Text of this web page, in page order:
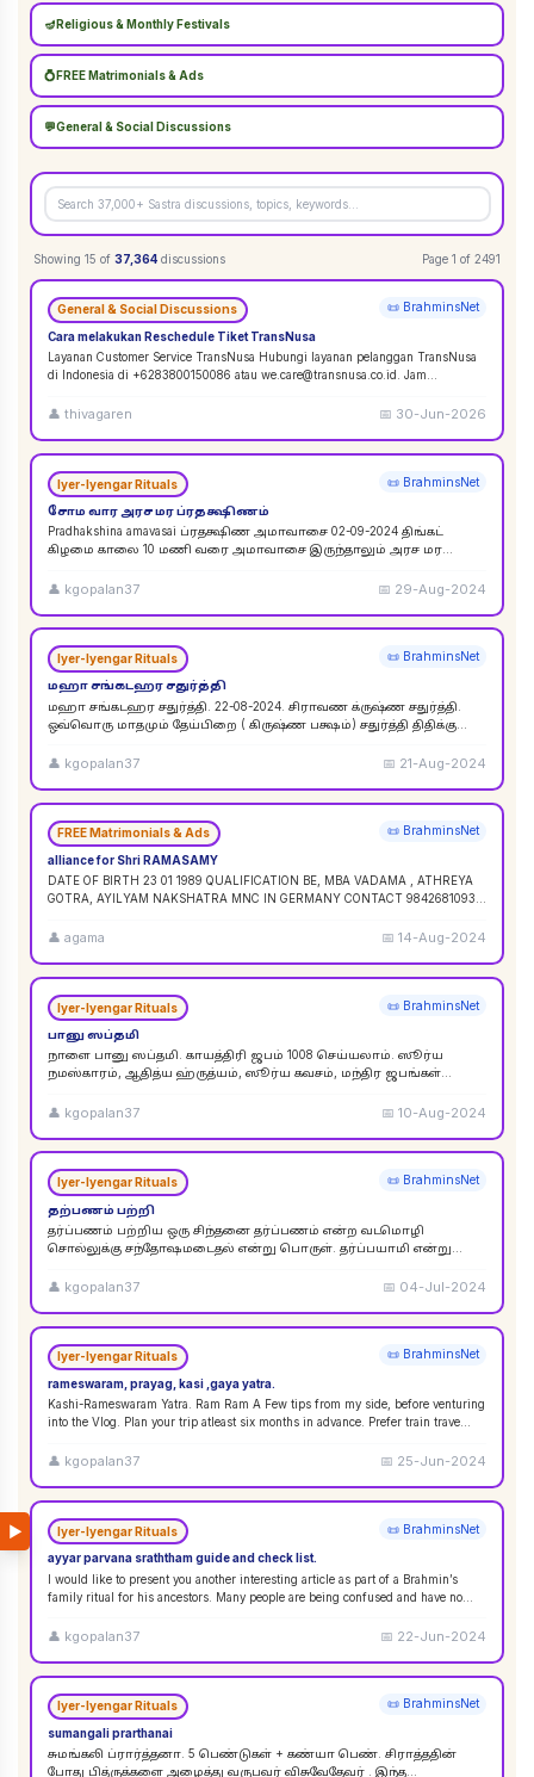
▶
🪔 Religious & Monthly Festivals
💍 FREE Matrimonials & Ads
💬General & Social Discussions
Showing 15 of 37,364 discussions Page 1 of 2491
General & Social Discussions 📜 BrahminsNet
Cara melakukan Reschedule Tiket TransNusa
Layanan Customer Service TransNusa Hubungi layanan pelanggan TransNusa
di Indonesia di +6283800150086 atau we.care@transnusa.co.id. Jam
👤 thivagaren 📅 30-Jun-2026
Iyer-Iyengar Rituals 📜 BrahminsNet
சோம வார அரச மர ப்ரதக்ஷிணம்
Pradhakshina amavasai ப்ரதக்ஷிண அமாவாசை 02-09-2024 திங்கட்
கிழமை காலை 10 மணி வரை அமாவாசை இருந்தாலும் அரச மர
👤 kgopalan37 📅 29-Aug-2024
Iyer-Iyengar Rituals 📜 BrahminsNet
மஹா சங்கடஹர சதுர்த்தி
மஹா சங்கடஹர சதுர்த்தி. 22-08-2024. சிராவண க்ருஷ்ண சதுர்த்தி.
ஒவ்வொரு மாதமும் தேய்பிறை ( கிருஷ்ண பக்ஷம்) சதுர்த்தி திதிக்கு
👤 kgopalan37 📅 21-Aug-2024
FREE Matrimonials & Ads 📜 BrahminsNet
alliance for Shri RAMASAMY
DATE OF BIRTH 23 01 1989 QUALIFICATION BE, MBA VADAMA , ATHREYA
GOTRA, AYILYAM NAKSHATRA MNC IN GERMANY CONTACT 9842681093 /
👤 agama 📅14-Aug-2024
Iyer-Iyengar Rituals 📜 BrahminsNet
பானு ஸப்தமி
நாளை பானு ஸப்தமி. காயத்திரி ஜபம் 1008 செய்யலாம். ஸூர்ய
நமஸ்காரம், ஆதித்ய ஹ்ருத்யம், ஸூர்ய கவசம், மந்திர ஜபங்கள்
👤 kgopalan37 📅10-Aug-2024
Iyer-Iyengar Rituals 📜 BrahminsNet
தற்பணம் பற்றி
தர்ப்பணம் பற்றிய ஒரு சிந்தனை தர்ப்பணம் என்ற வடமொழி
சொல்லுக்கு சந்தோஷமடைதல் என்று பொருள். தர்ப்பயாமி என்று
கொள்ளலாம்...
👤 kgopalan37 📅 04-Jul-2024
Iyer-Iyengar Rituals 📜 BrahminsNet
rameswaram, prayag, kasi ,gaya yatra.
Kashi-Rameswaram Yatra. Ram Ram A Few tips from my side, before venturing
into the Vlog. Plan your trip atleast six months in advance. Prefer train trave...
👤 kgopalan37 📅 25-Jun-2024
Iyer-Iyengar Rituals 📜 BrahminsNet
ayyar parvana sraththam guide and check list.
I would like to present you another interesting article as part of a Brahmin’s
family ritual for his ancestors. Many people are being confused and have no
👤 kgopalan37 📅 22-Jun-2024
Iyer-Iyengar Rituals 📜 BrahminsNet
sumangali prarthanai
சுமங்கலி ப்ரார்த்தனா. 5 பெண்டுகள் + கண்யா பெண். சிராத்ததின்
போது பித்ருக்களை அழைத்து வருபவர் விசுவேதேவர் . இந்த